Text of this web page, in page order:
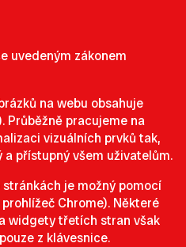
uvedeným zákonem
na webu obsahuje
pracujeme na
vizuálních prvků tak,
a přístupný všem uživatelům.
stránkách je možný pomocí
Chrome). Některé
widgety třetích stran však
z klávesnice.